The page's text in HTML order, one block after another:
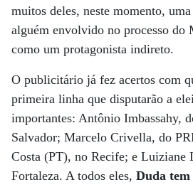
muitos deles, neste momento,
alguém envolvido no processo do
como um protagonista indireto.
O publicitário já fez acertos com
primeira linha que disputarão a
importantes: Antônio Imbassahy,
Salvador; Marcelo Crivella, do
Costa (PT), no Recife; e Luiziane
Fortaleza. A todos eles, Duda tem